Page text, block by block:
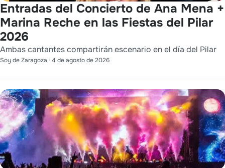
Entradas del Concierto de Ana Mena +
Marina Reche en las Fiestas del Pilar
2026
Ambas cantantes compartirán escenario en el día del Pilar
Soy de Zaragoza · 4 de agosto de 2026